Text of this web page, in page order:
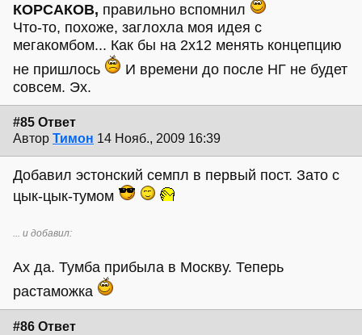
КОРСАКОВ, правильно вспомнил
Что-то, похоже, заглохла моя идея с
мегакомбом... Как бы на 2х12 менять концепцию
не пришлось
И времени до после НГ не будет
совсем. Эх.
#85 Ответ
Автор Тимон 14 Нояб., 2009 16:39
Добавил эстонский семпл в первый пост. Зато с
цык-цык-тумом
... и добавил:
Ах да. Тумба прибыла в Москву. Теперь
растаможка
#86 Ответ